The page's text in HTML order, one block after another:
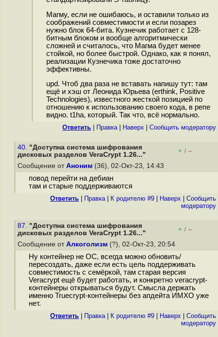
Магму, если не ошибаюсь, и оставили только из
соображений совместимости и если позарез
нужно блок 64-бита. Кузнечик работает с 128-
битным блоком и вообще алгоритмически
сложней и считалось, что Магма будет менее
стойкой, но более быстрой. Однако, как я понял,
реализации Кузнечика тоже достаточно
эффективны.
upd. Чтоб два раза не вставать напишу тут: там
ещё и хэш от Леонида Юрьева (erthink, Positive
Technologies), известного жесткой позицией по
отношению к использованию своего кода, в репе
видно. t1ha, который. Так что, всё нормально.
Ответить Правка| Наверх Cообщить модератору
40. "Доступна система шифрования
дисковых разделов VeraCrypt 1.26..."
+ / –
Сообщение от Аноним (36), 02-Окт-23, 14:43
повод перейти на дебиан
там и старые поддерживаются
Ответить Правка| К родителю #9 Наверх
Cообщить
модератору
87. "Доступна система шифрования
дисковых разделов VeraCrypt 1.26..."
+ / –
Сообщение от Алкоголизм (?), 02-Окт-23, 20:54
Ну контейнер не ОС, всегда можно обновить/
пересоздать, даже если есть цель поддерживать
совместимость с семёркой, там старая версия
Veracrypt ещё будет работать, и конкретно veracrypt-
контейнеры открываться будут. Смысла держать
именно Truecrypt-контейнеры без апдейта ИМХО уже
нет.
Ответить Правка| К родителю #9 Наверх
Cообщить
модератору